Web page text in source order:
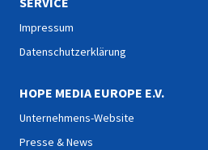
Impressum
Datenschutzerklärung
HOPE MEDIA EUROPE E.V.
Unternehmens-Website
Presse & News